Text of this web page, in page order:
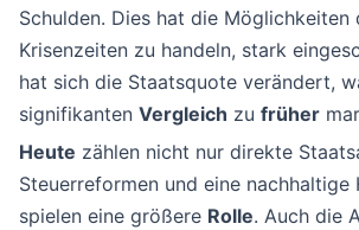
Schulden. Dies hat die Möglichkeiten
Krisenzeiten zu handeln, stark
hat sich die Staatsquote verändert,
signifikanten Vergleich zu früher
Heute zählen nicht nur direkte
Steuerreformen und eine nachhaltige
spielen eine größere Rolle. Auch die